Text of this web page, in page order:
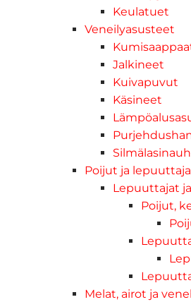
Keulatuet
Veneilyasusteet
Jalkineet
Kuivapuvut
Käsineet
Poijut ja
Lepuuttajat
Poijut,
Melat, airot ja